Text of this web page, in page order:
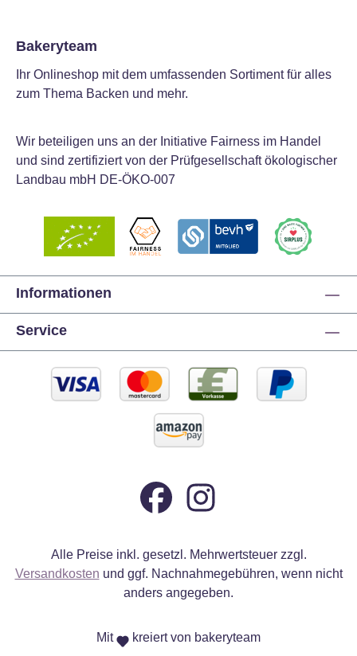
Bakeryteam
Ihr Onlineshop mit dem umfassenden Sortiment für alles
zum Thema Backen und mehr.
Wir beteiligen uns an der Initiative Fairness im Handel
und sind zertifiziert von der Prüfgesellschaft ökologischer
Landbau mbH DE-ÖKO-007
Informationen
Service
Alle Preise inkl. gesetzl. Mehrwertsteuer zzgl.
Versandkosten und ggf. Nachnahmegebühren, wenn nicht
anders angegeben.
Mit kreiert von bakeryteam